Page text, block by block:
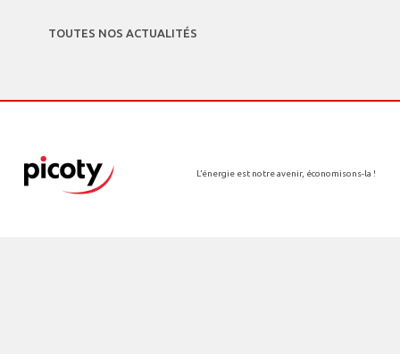
TOUTES NOS ACTUALITÉS
L’énergie est notre avenir, économisons-la !